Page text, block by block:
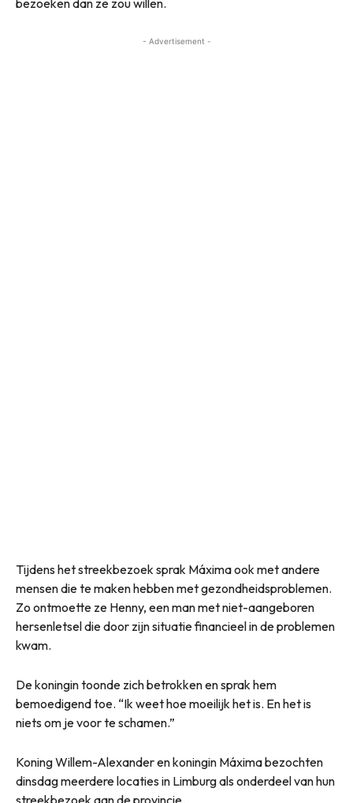
bezoeken dan ze zou willen.
- Advertisement -
Tijdens het streekbezoek sprak Máxima ook met andere
mensen die te maken hebben met gezondheidsproblemen.
Zo ontmoette ze Henny, een man met niet-aangeboren
hersenletsel die door zijn situatie financieel in de problemen
kwam.
De koningin toonde zich betrokken en sprak hem
bemoedigend toe. “Ik weet hoe moeilijk het is. En het is
niets om je voor te schamen.”
Koning Willem-Alexander en koningin Máxima bezochten
dinsdag meerdere locaties in Limburg als onderdeel van hun